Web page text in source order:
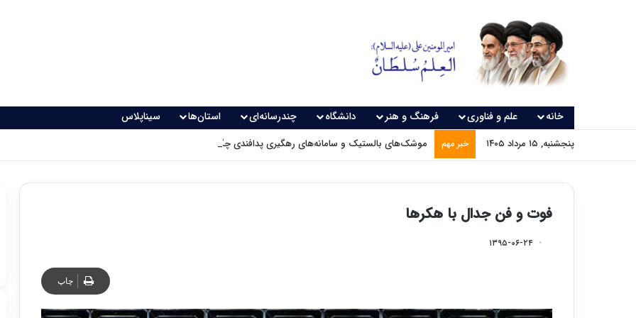
خانه علم و فناوری فرهنگ و هنر دانشگاه چندرسانه‌ای استان‌ها سیناپلاس
پنجشنبه, ۱۵ مرداد ۱۴۰۵ خبر مهم موشک‌های بالستیک و سامانه‌های رهگیری پدافندی چگونه کار می کنند؟
فوت و فن جدال با هکرها
۱۳۹۵-۰۶-۲۴
چاپ